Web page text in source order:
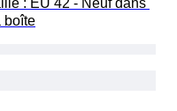
: EU 42 - Neuf dans
boîte